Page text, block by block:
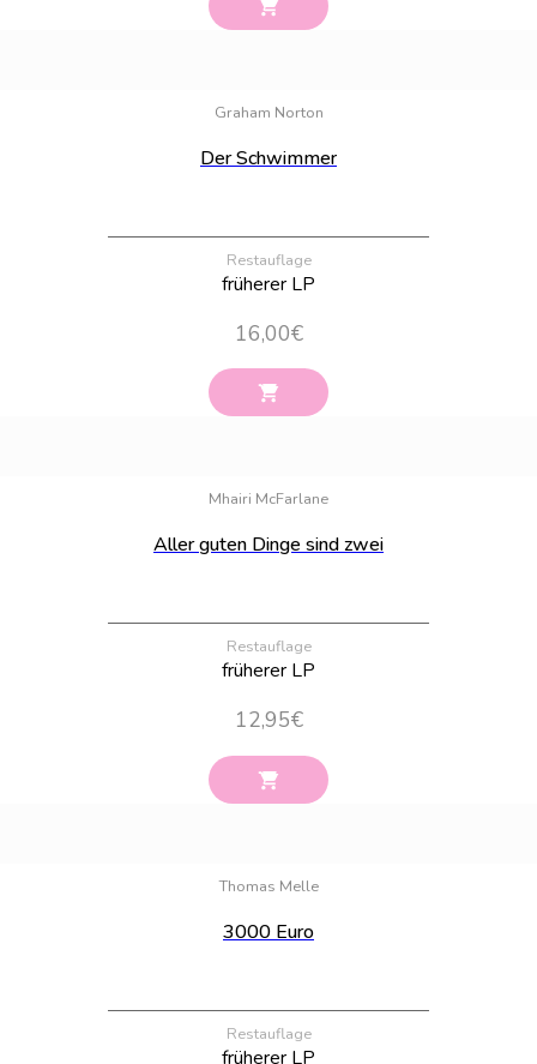
Graham Norton
Der Schwimmer
Restauflage
früherer LP
16,00€
Mhairi McFarlane
Aller guten Dinge sind zwei
Restauflage
früherer LP
12,95€
Thomas Melle
3000 Euro
Restauflage
früherer LP